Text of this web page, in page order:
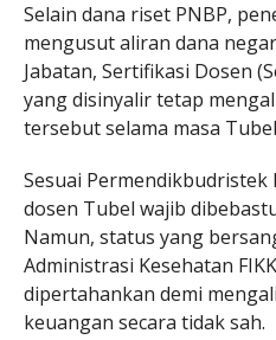
Selain dana riset PNBP,
mengusut aliran dana
Jabatan, Sertifikasi Dosen
yang disinyalir tetap
tersebut selama masa
Sesuai Permendikbudristek
dosen Tubel wajib
Namun, status yang
Administrasi Kesehatan
dipertahankan demi
keuangan secara tidak sah.